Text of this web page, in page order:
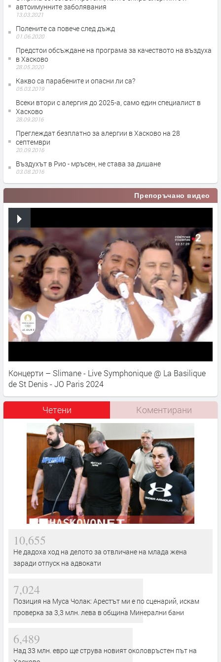
автоимунните заболявания
13.03.2021
Полените са повече след дъжд
01.06.2020
Предстои обсъждане на програма за качеството на въздуха
в Хасково
28.05.2020
Какво са парабените и опасни ли са?
05.03.2019
Всеки втори с алергия до 2025-а, само един специалист в
Хасково
28.09.2016
Преглеждат безплатно за алергии в Хасково на 28
септември
20.09.2016
Въздухът в Рио - мръсен, не става за дишане
03.08.2016
Препоръчано видео
Концерти – Slimane - Live Symphonique @ La Basilique
de St Denis - JO Paris 2024
Четени Коментирани
10,655
Не дадоха ход на делото за отвличане на млада жена
заради отпуск на адвокати
7,024
Позиция на Муса Чолак: Арестът ми е по сценарий, искам
проверка за 3,3 млн. лева в община Минерални бани
6,489
Над 33 млн. евро ще струва новият околовръстен път на